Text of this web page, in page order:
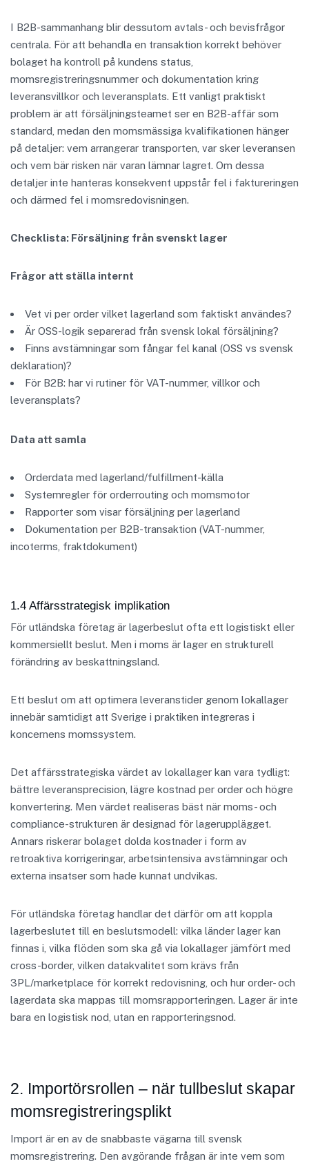
I B2B-sammanhang blir dessutom avtals- och bevisfrågor
centrala. För att behandla en transaktion korrekt behöver
bolaget ha kontroll på kundens status,
momsregistreringsnummer och dokumentation kring
leveransvillkor och leveransplats. Ett vanligt praktiskt
problem är att försäljningsteamet ser en B2B-affär som
standard, medan den momsmässiga kvalifikationen hänger
på detaljer: vem arrangerar transporten, var sker leveransen
och vem bär risken när varan lämnar lagret. Om dessa
detaljer inte hanteras konsekvent uppstår fel i faktureringen
och därmed fel i momsredovisningen.
Checklista: Försäljning från svenskt lager
Frågor att ställa internt
Vet vi per order vilket lagerland som faktiskt användes?
Är OSS-logik separerad från svensk lokal försäljning?
Finns avstämningar som fångar fel kanal (OSS vs svensk
deklaration)?
För B2B: har vi rutiner för VAT-nummer, villkor och
leveransplats?
Data att samla
Orderdata med lagerland/fulfillment-källa
Systemregler för orderrouting och momsmotor
Rapporter som visar försäljning per lagerland
Dokumentation per B2B-transaktion (VAT-nummer,
incoterms, fraktdokument)
1.4 Affärsstrategisk implikation
För utländska företag är lagerbeslut ofta ett logistiskt eller
kommersiellt beslut. Men i moms är lager en strukturell
förändring av beskattningsland.
Ett beslut om att optimera leveranstider genom lokallager
innebär samtidigt att Sverige i praktiken integreras i
koncernens momssystem.
Det affärsstrategiska värdet av lokallager kan vara tydligt:
bättre leveransprecision, lägre kostnad per order och högre
konvertering. Men värdet realiseras bäst när moms- och
compliance-strukturen är designad för lagerupplägget.
Annars riskerar bolaget dolda kostnader i form av
retroaktiva korrigeringar, arbetsintensiva avstämningar och
externa insatser som hade kunnat undvikas.
För utländska företag handlar det därför om att koppla
lagerbeslutet till en beslutsmodell: vilka länder lager kan
finnas i, vilka flöden som ska gå via lokallager jämfört med
cross-border, vilken datakvalitet som krävs från
3PL/marketplace för korrekt redovisning, och hur order- och
lagerdata ska mappas till momsrapporteringen. Lager är inte
bara en logistisk nod, utan en rapporteringsnod.
2. Importörsrollen – när tullbeslut skapar
momsregistreringsplikt
Import är en av de snabbaste vägarna till svensk
momsregistrering. Den avgörande frågan är inte vem som